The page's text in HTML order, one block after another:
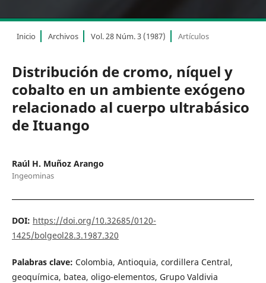
Inicio Archivos Vol. 28 Núm. 3 (1987) Artículos
Distribución de cromo, níquel y
cobalto en un ambiente exógeno
relacionado al cuerpo ultrabásico
de Ituango
Raúl H. Muñoz Arango
Ingeominas
DOI: https://doi.org/10.32685/0120-
1425/bolgeol28.3.1987.320
Palabras clave: Colombia, Antioquia, cordillera Central,
geoquímica, batea, oligo-elementos, Grupo Valdivia